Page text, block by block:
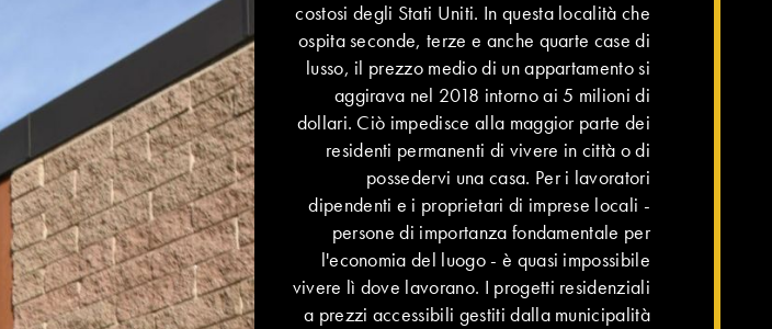
costosi degli Stati Uniti. In questa località che
ospita seconde, terze e anche quarte case di
lusso, il prezzo medio di un appartamento si
aggirava nel 2018 intorno ai 5 milioni di
dollari. Ciò impedisce alla maggior parte dei
residenti permanenti di vivere in città o di
possedervi una casa. Per i lavoratori
dipendenti e i proprietari di imprese locali -
persone di importanza fondamentale per
l'economia del luogo - è quasi impossibile
vivere lì dove lavorano. I progetti residenziali
a prezzi accessibili gestiti dalla municipalità